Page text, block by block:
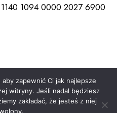
1094 0000 2027 6900
zapewnić Ci jak najlepsze
witryny. Jeśli nadal będziesz
zakładać, że jesteś z niej